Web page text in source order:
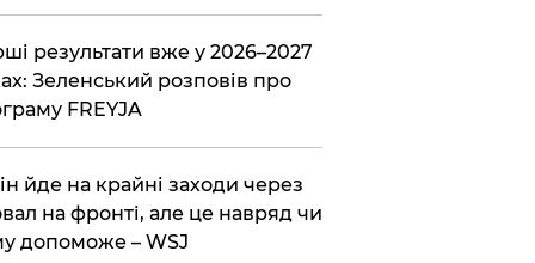
результати вже у 2026–2027
Зеленський розповів про
FREYJA
йде на крайні заходи через
на фронті, але це навряд чи
допоможе – WSJ